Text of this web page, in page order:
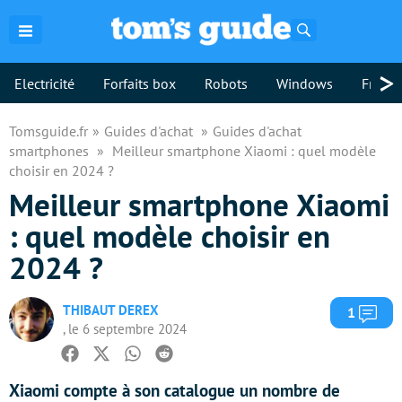
Electricité Forfaits box Robots Windows >
Tomsguide.fr Guides d'achat
Guides d'achat
smartphones
Meilleur smartphone Xiaomi : quel modèle
choisir en 2024 ?
Meilleur smartphone Xiaomi
: quel modèle choisir en
2024 ?
THIBAUT DEREX
, le 6 septembre 2024
1
Facebook
TwitterWhatsapp
Reddit
Xiaomi compte à son catalogue un nombre de